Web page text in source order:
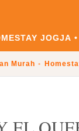
JOGJA
Murah